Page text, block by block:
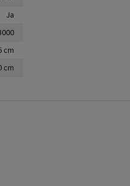
Ja
cm
cm